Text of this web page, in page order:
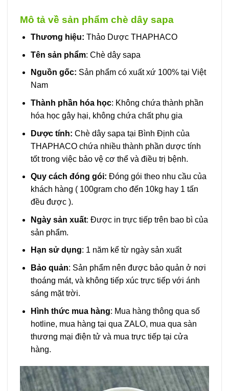
Mô tả về sản phẩm chè dây sapa
Thương hiệu: Thảo Dược THAPHACO
Tên sản phẩm: Chè dây sapa
Nguồn gốc: Sản phẩm có xuất xứ 100% tại Việt
Nam
Thành phần hóa học: Không chứa thành phần
hóa học gây hại, không chứa chất phụ gia
Dược tính: Chè dây sapa tại Bình Định của
THAPHACO chứa nhiều thành phần dược tính
tốt trong việc bảo vệ cơ thể và điều trị bệnh.
Quy cách đóng gói: Đóng gói theo nhu cầu của
khách hàng ( 100gram cho đến 10kg hay 1 tấn
đều được ).
Ngày sản xuất: Được in trực tiếp trên bao bì của
sản phẩm.
Hạn sử dụng: 1 năm kể từ ngày sản xuất
Bảo quản: Sản phẩm nên được bảo quản ở nơi
thoáng mát, và không tiếp xúc trực tiếp với ánh
sáng mặt trời.
Hình thức mua hàng: Mua hàng thông qua số
hotline, mua hàng tại qua ZALO, mua qua sàn
thương mại điện tử và mua trực tiếp tại cửa
hàng.